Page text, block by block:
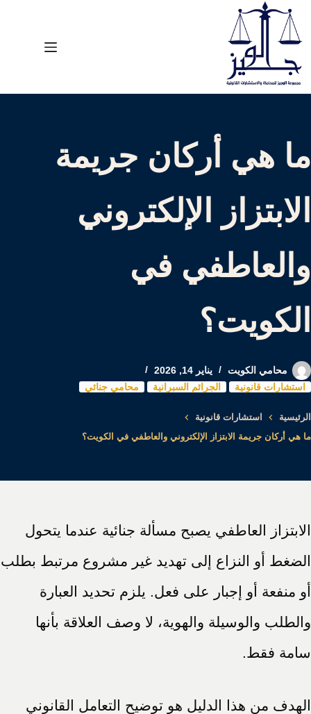
التجاوز
إلى
المحتوى
ما هي أركان جريمة
الابتزاز الإلكتروني
والعاطفي في
الكويت؟
محامي الكويت
يناير 14, 2026
استشارات قانونية
الجرائم السبرانية محامي جنائي
الرئيسية
استشارات قانونية
ما هي أركان جريمة الابتزاز الإلكتروني والعاطفي في الكويت؟
الابتزاز العاطفي يصبح مسألة جنائية عندما يتحول
الضغط أو النزاع إلى تهديد غير مشروع مرتبط بطلب
أو منفعة أو إجبار على فعل. يلزم تحديد العبارة
والطلب والوسيلة والهوية، لا وصف العلاقة بأنها
سامة فقط.
الهدف من هذا الدليل هو توضيح التعامل القانوني